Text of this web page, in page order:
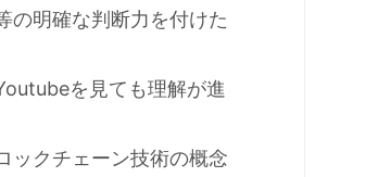
の明確な判断力を付けた
を見ても理解が進
ックチェーン技術の概念